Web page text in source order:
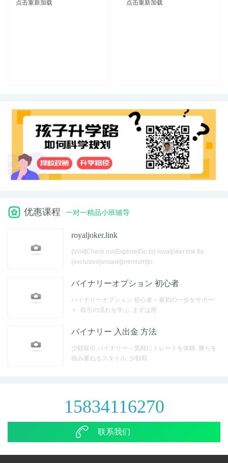
点击重新加载
点击重新加载
优惠课程 一对一精品小班辅导
royaljoker.link
{Visit|Check out|Explore|Go to} royaljoker.link for
{exclusive|unique|premium|to
バイナリーオプション 初心者
バイナリーオプション 初心者 – 最初の一歩をサポー
ト. 取引の流れを学ぶ. まずは用
バイナリー 入出金 方法
少額取引 バイナリー – 気軽にトレードを体験. 勝ちを
積み重ねるスタイル. 少額取
15834116270
联系我们